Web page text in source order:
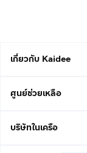
เกี่ยวกับ Kaidee
ศูนย์ช่วยเหลือ
บริษัทในเครือ